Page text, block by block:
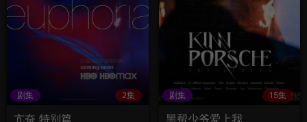
剧集 2集
亢奋 特别篇
剧集 15集
黑帮少爷爱上我